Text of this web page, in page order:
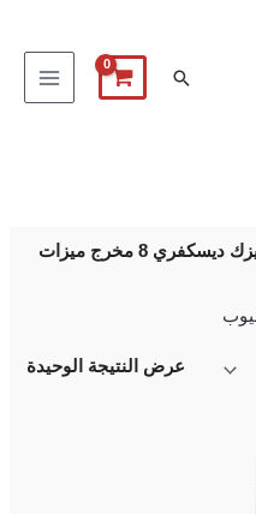
البحث
/ منتجات تحت الوسم “دايزك ديسكفري 8 مخرج ميزات
عرض النتيجة الوحيدة